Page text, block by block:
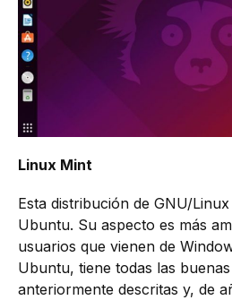
Linux Mint
Esta distribución de GNU/
Ubuntu. Su aspecto es más
usuarios que vienen de
Ubuntu, tiene todas las
anteriormente descritas y, de